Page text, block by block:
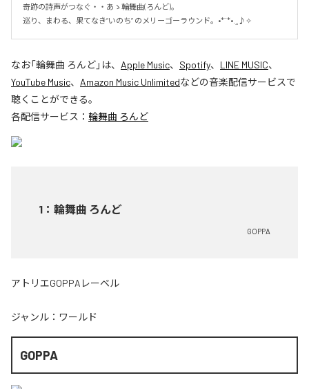
奇跡の詩声がつなぐ・・あゝ輪舞曲(ろんど)。
巡り、まわる、果てなき“いのち” のメリーゴーラウンド。•*¨*•.¸¸♪✧
なお「輪舞曲 ろんど」は、 Apple Music、 Spotify、 LINE MUSIC、
YouTube Music、 Amazon Music Unlimitedなどの音楽配信サービスで
聴くことができる。
各配信サービス： 輪舞曲 ろんど
1 ： 輪舞曲 ろんど
GOPPA
アトリエGOPPAレーベル
ジャンル： ワールド
GOPPA